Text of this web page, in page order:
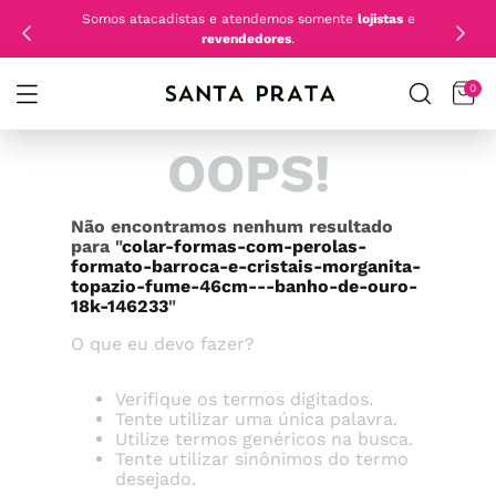
Somos atacadistas e atendemos somente lojistase
revendedores.
0
OOPS!
Não encontramos nenhum resultado
para "colar-formas-com-perolas-
formato-barroca-e-cristais-morganita-
topazio-fume-46cm---banho-de-ouro-
18k-146233"
O que eu devo fazer?
Verifique os termos digitados.
Tente utilizar uma única palavra.
Utilize termos genéricos na busca.
Tente utilizar sinônimos do termo
desejado.